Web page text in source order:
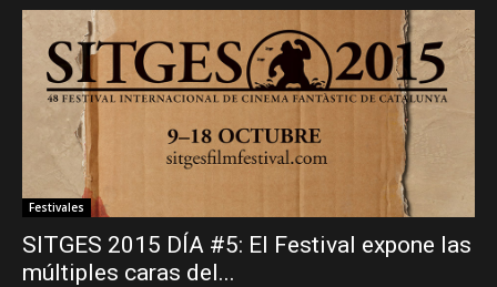
Festivales
SITGES 2015 DÍA #5: El Festival expone las
múltiples caras del...